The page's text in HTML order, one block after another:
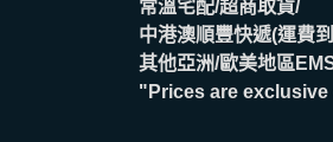
常溫宅配/超商取貨/
中港澳順豐快遞(運費
其他亞洲/歐美地區
"Prices are